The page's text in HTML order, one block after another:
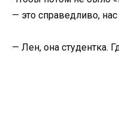
— это справедливо, нас
— Лен, она студентка.